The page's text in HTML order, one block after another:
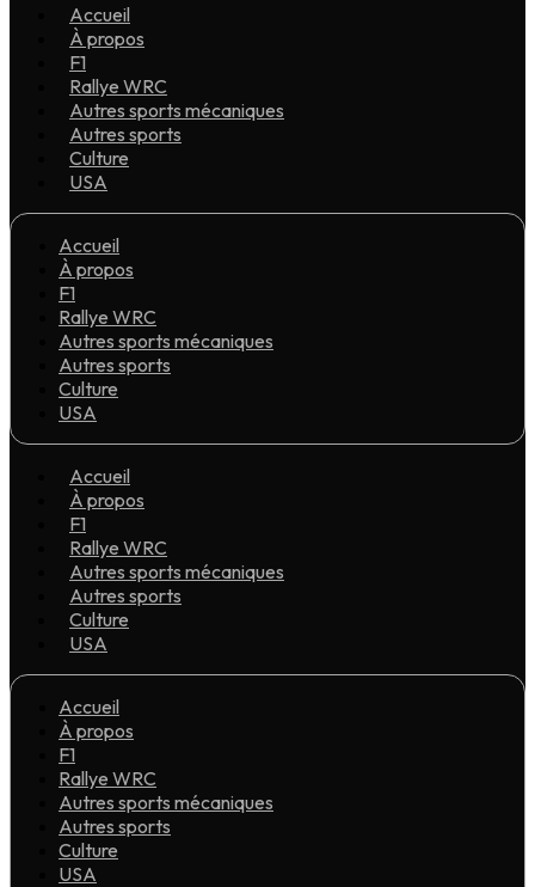
Accueil
À propos
F1
Rallye WRC
Autres sports mécaniques
Autres sports
Culture
USA
Accueil
À propos
F1
Rallye WRC
Autres sports mécaniques
Autres sports
Culture
USA
Accueil
À propos
F1
Rallye WRC
Autres sports mécaniques
Autres sports
Culture
USA
Accueil
À propos
F1
Rallye WRC
Autres sports mécaniques
Autres sports
Culture
USA